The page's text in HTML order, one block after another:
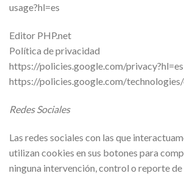
usage?hl=es
Editor PHP.net
Política de privacidad
https://policies.google.com/privacy?hl=es
https://policies.google.com/
Redes Sociales
Las redes sociales con las que
utilizan cookies en sus botones para
ninguna intervención, control o reporte de